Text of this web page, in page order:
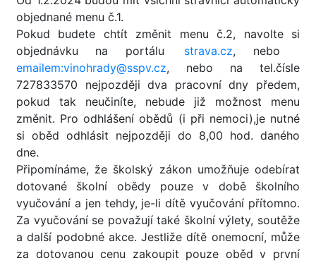
objednané menu č.1.
Pokud budete chtít změnit menu č.2, navolte si
objednávku na portálu
strava.cz, nebo
emailem:vinohrady@sspv.cz, nebo na tel.čísle
727833570 nejpozději dva pracovní dny předem,
pokud tak neučiníte, nebude již možnost menu
změnit. Pro odhlášení obědů (i při nemoci),je nutné
si oběd odhlásit nejpozději do 8,00 hod. daného
dne.
Připomínáme, že školský zákon umožňuje odebírat
dotované školní obědy pouze v době školního
vyučování a jen tehdy, je-li dítě vyučování přítomno.
Za vyučování se považují také školní výlety, soutěže
a další podobné akce. Jestliže dítě onemocní, může
za dotovanou cenu zakoupit pouze oběd v první